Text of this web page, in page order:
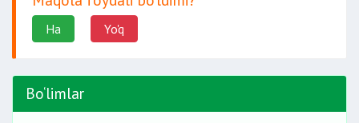
Ha Yo'q
Bo‘limlar